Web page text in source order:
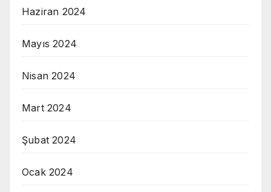
Haziran 2024
Mayıs 2024
Nisan 2024
Mart 2024
Şubat 2024
Ocak 2024